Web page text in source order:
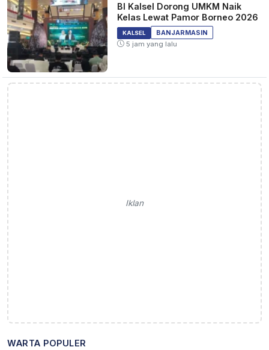
BI Kalsel Dorong UMKM Naik
Kelas Lewat Pamor Borneo 2026
KALSEL
BANJARMASIN
5 jam yang lalu
Iklan
WARTA POPULER